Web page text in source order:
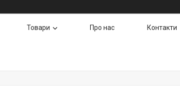
Товари Про нас Контакти